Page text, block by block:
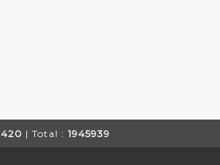
420 | Total : 1945939